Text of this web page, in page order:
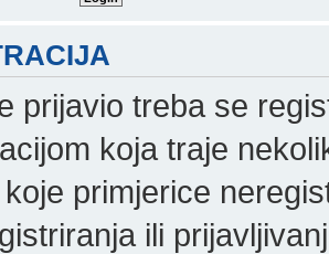
prijavio treba se
koja traje
primjerice
ili